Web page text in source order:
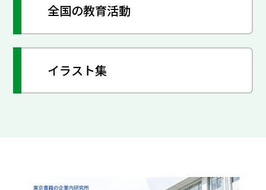
全国の教育活動
イラスト集